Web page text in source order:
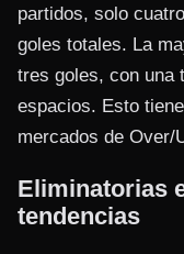
partidos, solo
goles totales. La
tres goles, con una
espacios. Esto
mercados de Over/
Eliminatorias
tendencias